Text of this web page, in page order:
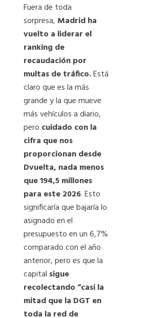
Fuera de toda
sorpresa, Madrid ha
vuelto a liderar el
ranking de
recaudación por
multas de tráfico.Está
claro que es la más
grande y la que mueve
más vehículos a diario,
pero cuidado con la
cifra que nos
proporcionan desde
Dvuelta, nada menos
que 194,5 millones
para este 2026. Esto
significaría que bajaría lo
asignado en el
presupuesto en un 6,7%
comparado con el año
anterior, pero es que la
capital sigue
recolectando “casi la
mitad que la DGT en
toda la red de